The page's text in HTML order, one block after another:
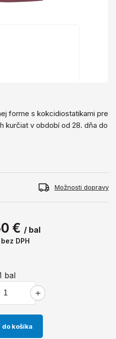
forme s kokcidiostatikami pre
kurčiat v období od 28. dňa do
Možnosti dopravy
€ / bal
bez DPH
bal
košíka